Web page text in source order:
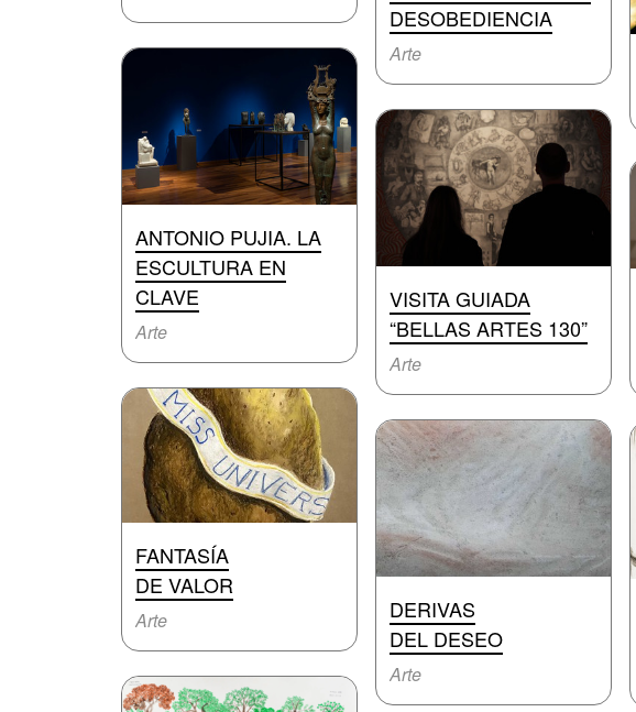
DESOBEDIENCIA
Arte
ANTONIO PUJIA. LA
ESCULTURA EN
CLAVE
Arte
VISITA GUIADA
“BELLAS ARTES 130”
Arte
FANTASÍA
DE VALOR
Arte
DERIVAS
DEL DESEO
Arte